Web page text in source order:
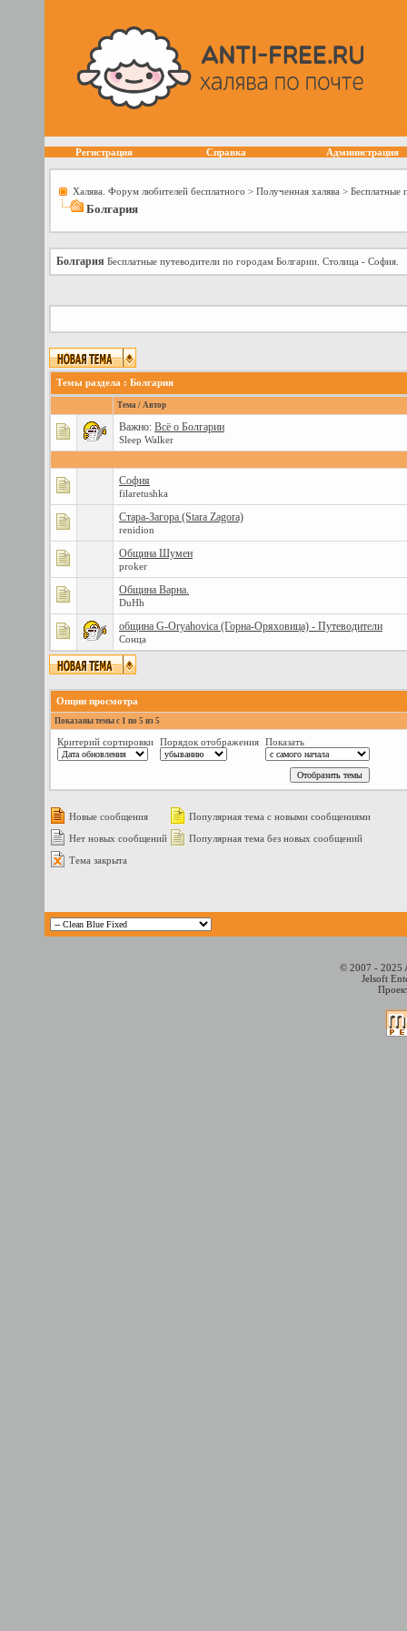
Регистрация Справка Администрация
Халява. Форум любителей бесплатного > Полученная халява > Бесплатные
Болгария
Болгария Бесплатные путеводители по городам Болгарии. Столица - София.
Темы раздела : Болгария
Тема / Автор
Важно: Всё о Болгарии
Sleep Walker
София
filaretushka
Стара-Загора (Stara Zagora)
renidion
Община Шумен
proker
Община Варна.
DuHh
община G-Oryahovica (Горна-Оряховица) - Путеводители
Сонца
Опции просмотра
Показаны темы с 1 по 5 из 5
Критерий сортировки Порядок отображения Показать
Новые сообщения
Популярная тема с новыми сообщениями
Нет новых сообщений
Популярная тема без новых сообщений
Тема закрыта
© 2007 - 2025
Jelsoft